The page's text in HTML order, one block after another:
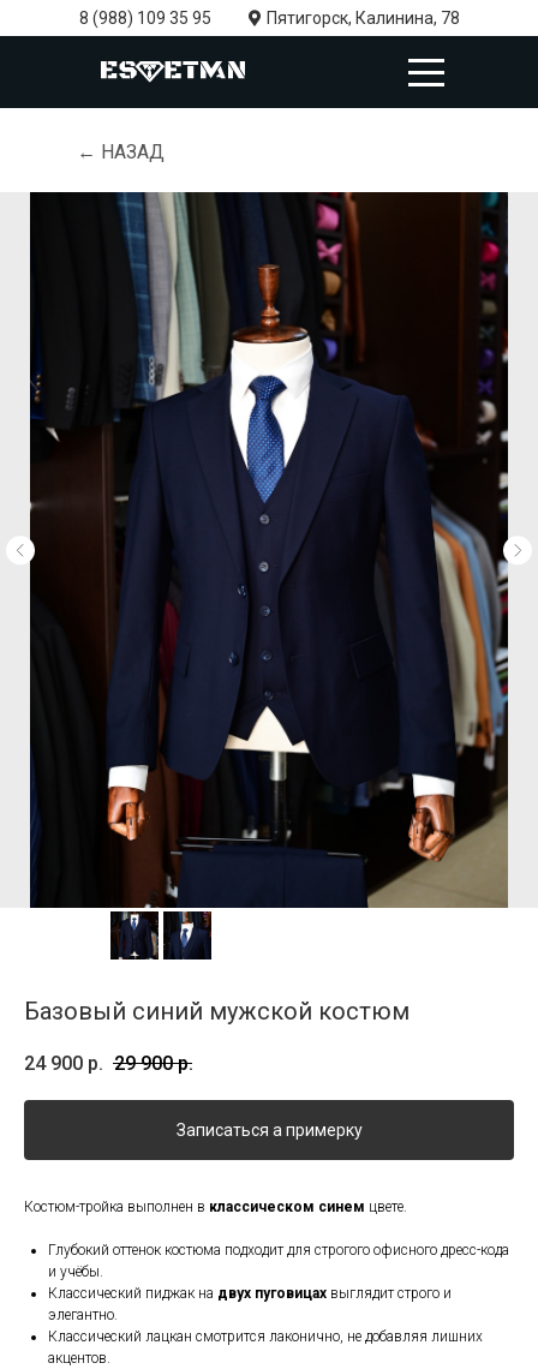
8 (988) 109 35 95 Пятигорск, Калинина, 78
← НАЗАД
Базовый синий мужской костюм
24 900 р. 29 900 р.
Записаться а примерку
Костюм-тройка выполнен в классическом синем цвете.
Глубокий оттенок костюма подходит для строгого офисного дресс-кода
и учёбы.
Классический пиджак на двух пуговицах выглядит строго и
элегантно.
Классический лацкан смотрится лаконично, не добавляя лишних
акцентов.